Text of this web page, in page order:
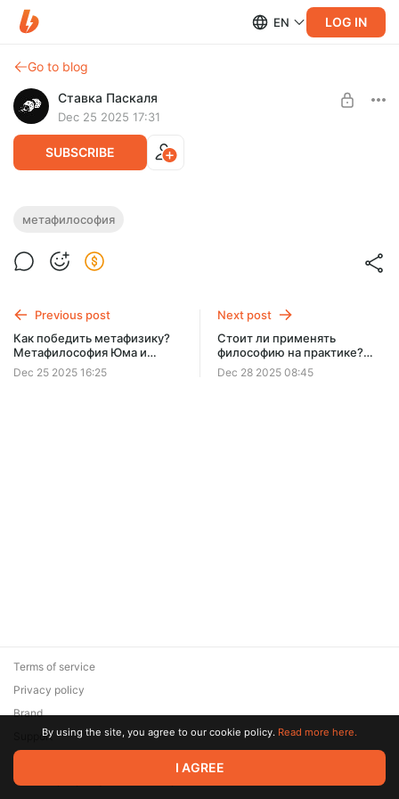
EN LOG IN
Go to blog
Ставка Паскаля
Dec 25 2025 17:31
SUBSCRIBE
Как анализировать язык?
поворот (7\9)
посвящена метафилософии в контексте лингвистического
поворота.
метафилософия
Previous post
Как победить метафизику?
Метафилософия Юма и
Канта (6\9)
Dec 25 2025 16:25
Next post
Стоит ли применять
философию на практике?
Метафилософский
прагматизм (8\9)
Dec 28 2025 08:45
© 2026 Zaya Solutions Limited. All rights reserved. All trademarks
are the property of their respective owners.
Terms of service
Privacy policy
Brand
SupportBy using the site, you agree to our cookie policy. Read more here.
I AGREE